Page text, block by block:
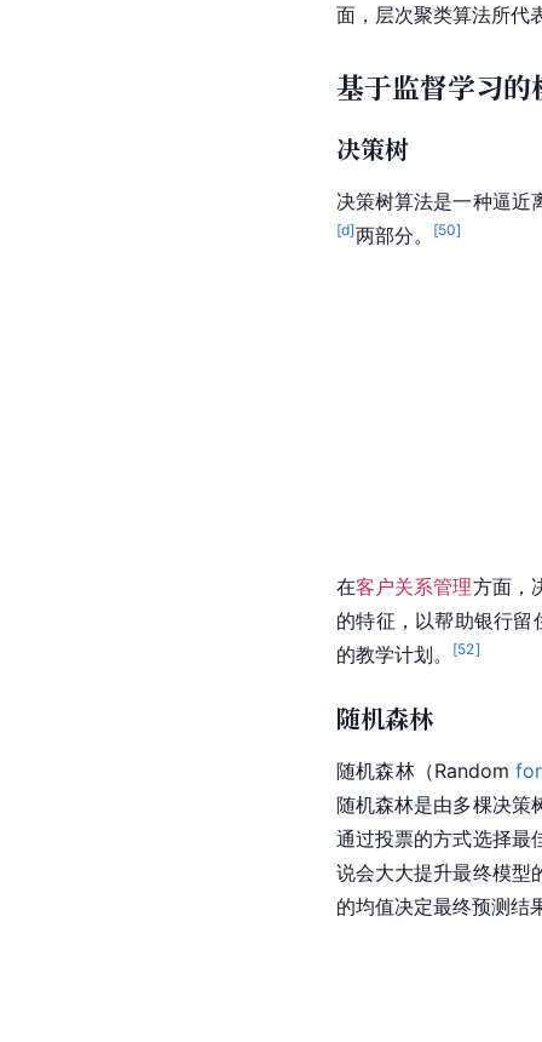
面，层次聚类算法所代
基于监督学习的
决策树
决策树算法是一种逼近
[d]两部分。 [50]
在客户关系管理方面，
的特征，以帮助银行
的教学计划。
[52]
随机森林
随机森林（Random
随机森林是由多棵决策
通过投票的方式选择最
说会大大提升最终模型
的均值决定最终预测结